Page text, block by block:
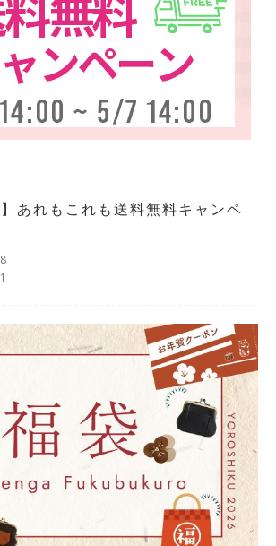
】あれもこれも送料無料キャンペ